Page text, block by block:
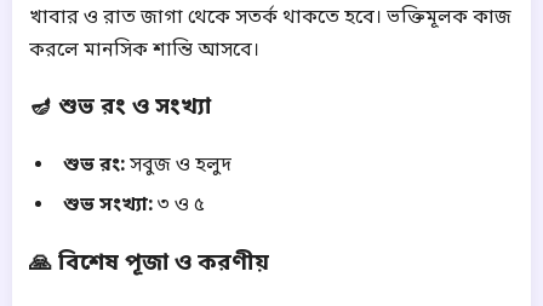
খাবার ও রাত জাগা থেকে সতর্ক থাকতে হবে। ভক্তিমূলক কাজ
করলে মানসিক শান্তি আসবে।
🪔 শুভ রং ও সংখ্যা
শুভ রং:সবুজ ও হলুদ
শুভ সংখ্যা:৩ ও ৫
🙏 বিশেষ পূজা ও করণীয়